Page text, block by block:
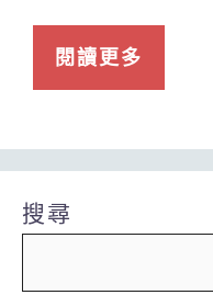
閱讀更多
搜尋